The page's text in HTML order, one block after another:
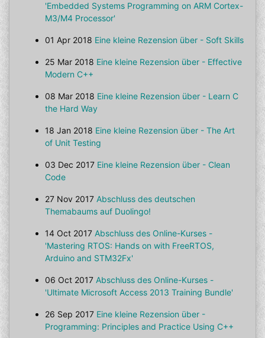
'Embedded Systems Programming on ARM Cortex-
M3/M4 Processor'
01 Apr 2018 Eine kleine Rezension über - Soft Skills
25 Mar 2018 Eine kleine Rezension über - Effective
Modern C++
08 Mar 2018 Eine kleine Rezension über - Learn C
the Hard Way
18 Jan 2018 Eine kleine Rezension über - The Art
of Unit Testing
03 Dec 2017 Eine kleine Rezension über - Clean
Code
27 Nov 2017 Abschluss des deutschen
Themabaums auf Duolingo!
14 Oct 2017 Abschluss des Online-Kurses -
'Mastering RTOS: Hands on with FreeRTOS,
Arduino and STM32Fx'
06 Oct 2017 Abschluss des Online-Kurses -
'Ultimate Microsoft Access 2013 Training Bundle'
26 Sep 2017 Eine kleine Rezension über -
Programming: Principles and Practice Using C++